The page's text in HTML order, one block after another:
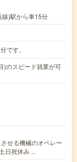
)駅から車15分
です。
)のスピード就業が可
せる機械のオペレー
日祝休み…